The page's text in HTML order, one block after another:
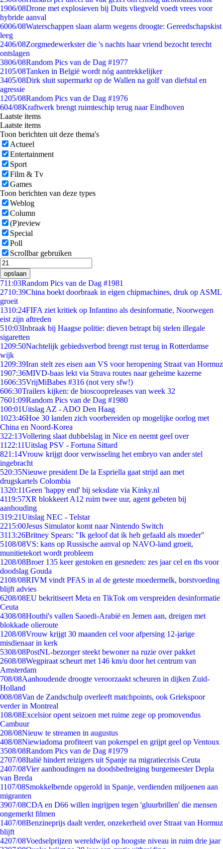
1906/08Drone met explosieven bij Duits vliegveld voedt vrees voor
hybride aanval
6006/08Waterschappen slaan alarm wegens droogte: Gereedschapskist
leeg
2406/08Zorgmedewerkster die 's nachts haar vriend bezocht terecht
ontslagen
3806/08Random Pics van de Dag #1977
2105/08Tanken in België wordt nóg aantrekkelijker
3405/08Dirk sluit supermarkt op de Wallen na golf van diefstal en
agressie
1205/08Random Pics van de Dag #1976
604/08Kraftwerk brengt ruimteschip terug naar Eindhoven
Laatste items
Laatste items
Toon berichten uit deze thema's
Actueel
Entertainment
Sport
Film & Tv
Games
Toon berichten van deze types
Weblog
Column
(P)review
Special
Poll
Scrollbar gebruiken
opslaan
711:03Random Pics van de Dag #1981
2710:39China boekt doorbraak in eigen chipmachines, druk op ASML
groeit
1310:24FIFA ziet kritiek op Infantino als desinformatie, Noorwegen
eist zijn aftreden
510:03Inbraak bij Haagse politie: dieven betrapt bij stelen illegale
sigaretten
1209:50Nachtelijk gebiedsverbod brengt rust terug in Rotterdamse
wijk
1209:39Iran stelt zes eisen aan VS voor heropening Straat van Hormuz
1907:36MIVD-baas lekt via Strava routes naar geheime kazerne
1606:35VrijMiBabes #316 (not very sfw!)
606:30Trailers kijken: de bioscoopreleases van week 32
7601:09Random Pics van de Dag #1980
100:01Uitslag AZ - ADO Den Haag
1023:46Hoe 30 landen zich voorbereiden op mogelijke oorlog met
China en Noord-Korea
322:13Vollering slaat dubbelslag in Nice en neemt geel over
11 22:11Uitslag PSV - Fortuna Sittard
821:14Vrouw krijgt door verwisseling het embryo van ander stel
ingebracht
520:35Nieuwe president De la Espriella gaat strijd aan met
drugskartels Colombia
1320:11Geen 'happy end' bij seksdate via Kinky.nl
4119:57XR blokkeert A12 ruim twee uur, agent gebeten bij
aanhouding
319:21Uitslag NEC - Telstar
2215:00Jesus Simulator komt naar Nintendo Switch
3113:26Britney Spears: "Ik geloof dat ik heb gefaald als moeder"
5108/08VS: kans op Russische aanval op NAVO-land groeit,
munitietekort wordt probleem
1208/08Broer 135 keer gestoken en gesneden: zes jaar cel en tbs voor
doodslag Gouda
2108/08RIVM vindt PFAS in al de geteste moedermelk, borstvoeding
blijft advies
6208/08EU bekritiseert Meta en TikTok om verspreiden desinformatie
Ceuta
4308/08Houthi's vallen Saoedi-Arabië en Jemen aan, dreigen met
blokkade olieroute
1208/08Vrouw krijgt 30 maanden cel voor afpersing 12-jarige
misdienaar in kerk
5308/08PostNL-bezorger steekt bewoner na ruzie over pakket
2608/08Wegpiraat scheurt met 146 km/u door het centrum van
Amsterdam
708/08Aanhoudende droogte veroorzaakt scheuren in dijken Zuid-
Holland
008/08Van de Zandschulp overleeft matchpoints, ook Griekspoor
verder in Montreal
108/08Excelsior opent seizoen met ruime zege op promovendus
Cambuur
208/08Nieuw te streamen in augustus
408/08Niewiadoma profiteert van pokerspel en grijpt geel op Ventoux
3508/08Random Pics van de Dag #1979
2707/08Italië hindert reizigers uit Spanje na migratiecrisis Ceuta
2407/08Vier aanhoudingen na doodsbedreiging burgemeester Depla
van Breda
1107/08Smokkelbende opgerold in Spanje, verdienden miljoenen aan
migranten
3907/08CDA en D66 willen ingrijpen tegen 'gluurbrillen' die mensen
ongemerkt filmen
1407/08Benzineprijs daalt verder, onzekerheid over Straat van Hormuz
blijft
4207/08Voedselprijzen wereldwijd op hoogste niveau in ruim drie jaar